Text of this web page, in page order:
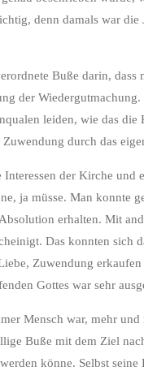
denn damals war
Buße darin,
der
leiden, wie das
durch das
der Kirche
ja müsse. Man konnte
erhalten. Mit
Das konnten sich
Zuwendung
Gottes war sehr
Mensch war, mehr
Buße mit dem Ziel
könne. Selbst